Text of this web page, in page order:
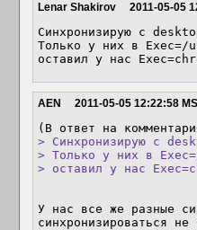
Lenar Shakirov 2011-05-05
Синхронизирую с
Только у них в Exec=/
оставил у нас
AEN 2011-05-05 12:22:58
(В ответ на
> Синхронизирую с
> Только у них в
> оставил у нас
У нас все же разные
синхронизироваться не